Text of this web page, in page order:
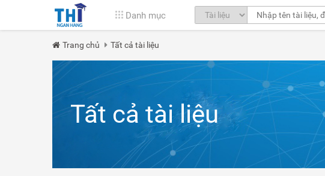
Danh mục
Trang chủ Tất cả tài liệu
Tất cả tài liệu